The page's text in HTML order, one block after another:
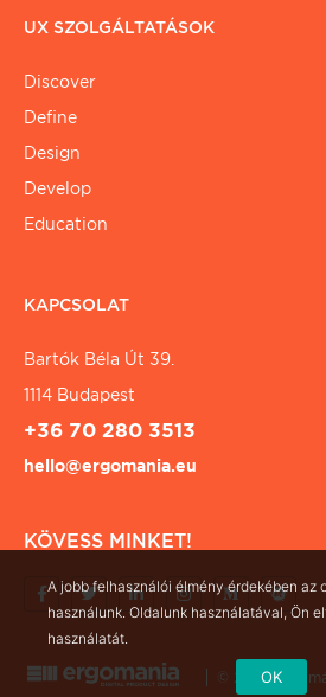
UX SZOLGÁLTATÁSOK
Discover
Define
Design
Develop
Education
KAPCSOLAT
Bartók Béla Út 39.
1114 Budapest
+36 70 280 3513
hello@ergomania.eu
KÖVESS MINKET!
© 2026
A jobb felhasználói élmény érdekében az
használunk. Oldalunk használatával, Ön
használatát.
OK